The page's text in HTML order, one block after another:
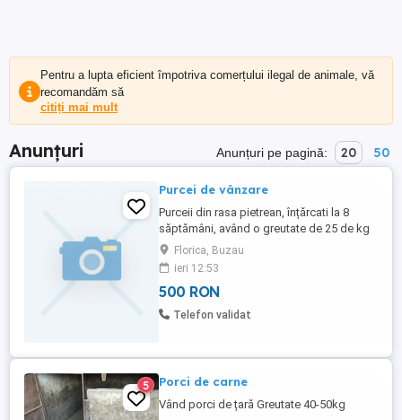
Pentru a lupta eficient împotriva comerțului ilegal de animale, vă
recomandăm să
citiți mai mult
Anunțuri Anunțuri pe pagină: 20 50
Purcei de vânzare
Purceii din rasa pietrean, înțărcati la 8
săptămâni, având o greutate de 25 de kg
Florica, Buzau
ieri 12:53
500 RON
Telefon validat
5 Porci de carne
Vând porci de țară Greutate 40-50kg